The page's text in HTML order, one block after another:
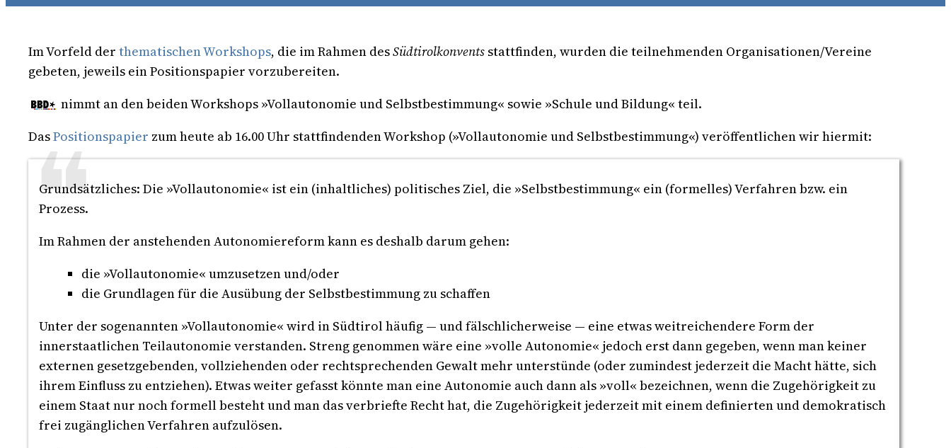
Im Vorfeld der thematischen Workshops, die im Rahmen desSüdtirolkonvents stattfinden, wurden die teilnehmenden Organisationen/Vereine
gebeten, jeweils ein Positionspapier vorzubereiten.
nimmt an den beiden Workshops »Vollautonomie und Selbstbestimmung« sowie »Schule und Bildung« teil.
DasPositionspapier zum heute ab 16.00 Uhr stattfindenden Workshop (»Vollautonomie und Selbstbestimmung«) veröffentlichen wir hiermit:
Grundsätzliches: Die »Vollautonomie« ist ein (inhaltliches) politisches Ziel, die »Selbstbestimmung« ein (formelles) Verfahren bzw. ein
Prozess.
Im Rahmen der anstehenden Autonomiereform kann es deshalb darum gehen:
die »Vollautonomie« umzusetzen und/oder
die Grundlagen für die Ausübung der Selbstbestimmung zu schaffen
Unter der sogenannten »Vollautonomie« wird in Südtirol häufig — und fälschlicherweise — eine etwas weitreichendere Form der
innerstaatlichen Teilautonomie verstanden. Streng genommen wäre eine »volle Autonomie« jedoch erst dann gegeben, wenn man keiner
externen gesetzgebenden, vollziehenden oder rechtsprechenden Gewalt mehr unterstünde (oder zumindest jederzeit die Macht hätte, sich
ihrem Einfluss zu entziehen). Etwas weiter gefasst könnte man eine Autonomie auch dann als »voll« bezeichnen, wenn die Zugehörigkeit zu
einem Staat nur noch formell besteht und man das verbriefte Recht hat, die Zugehörigkeit jederzeit mit einem definierten und demokratisch
frei zugänglichen Verfahren aufzulösen.